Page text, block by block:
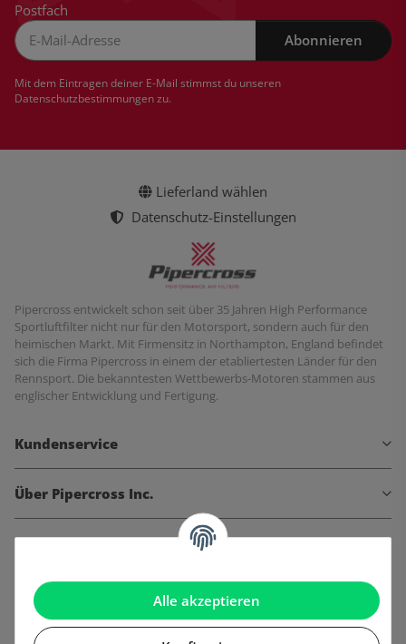
Alle akzeptieren
Postfach
Abonnieren
Mit dem Eintragen deiner E-Mail stimmst du unseren
Datenschutzbestimmungenzu.
Lieferland wählen
Datenschutz-Einstellungen
Pipercross entwickelt schon seit über 35 Jahren High Performance
Sportluftfilter nicht nur für den Motorsport, sondern auch für den
heimischen Markt. Mit Firmensitz in Northampton, England befindet
sich die Firma Pipercross in einem der etabliertesten Länder für den
Rennsport. Die bekanntesten Wettbewerbs-Motoren stammen aus
englischer Entwicklung und Fertigung.
Kundenservice
Über Pipercross Inc.
Informationen
Gesetzliche Informationen